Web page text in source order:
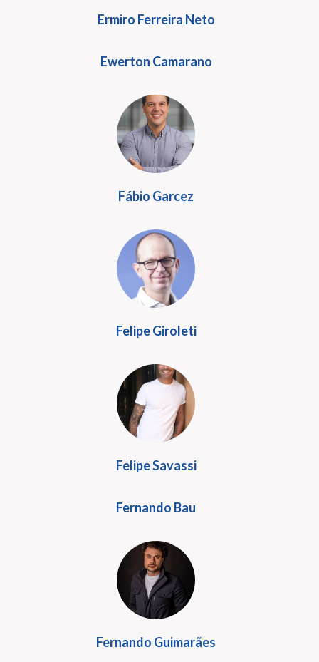
Ermiro Ferreira Neto
Ewerton Camarano
Fábio Garcez
Felipe Giroleti
Felipe Savassi
Fernando Bau
Fernando Guimarães